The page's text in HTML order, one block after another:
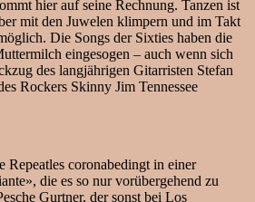
hier auf seine Rechnung. Tanzen ist
mit den Juwelen klimpern und im Takt
Die Songs der Sixties haben die
eingesogen – auch wenn sich
des langjährigen Gitarristen Stefan
Rockers Skinny Jim Tennessee
Repeatles coronabedingt in einer
die es so nur vorübergehend zu
Gurtner, der sonst bei Los